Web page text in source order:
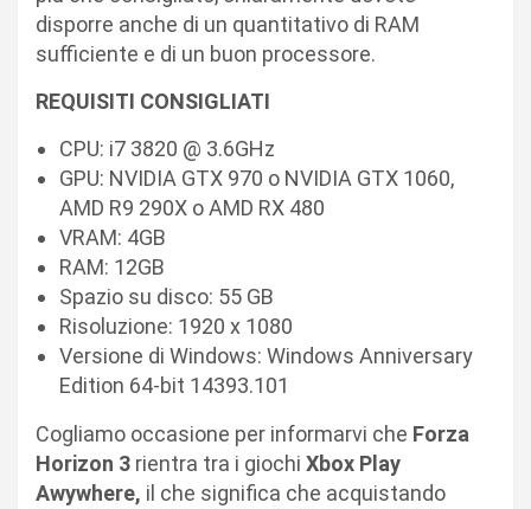
disporre anche di un quantitativo di RAM
sufficiente e di un buon processore.
REQUISITI CONSIGLIATI
CPU: i7 3820 @ 3.6GHz
GPU: NVIDIA GTX 970 o NVIDIA GTX 1060,
AMD R9 290X o AMD RX 480
VRAM: 4GB
RAM: 12GB
Spazio su disco: 55 GB
Risoluzione: 1920 x 1080
Versione di Windows: Windows Anniversary
Edition 64-bit 14393.101
Cogliamo occasione per informarvi che Forza
Horizon 3 rientra tra i giochi Xbox Play
Awywhere, il che significa che acquistando